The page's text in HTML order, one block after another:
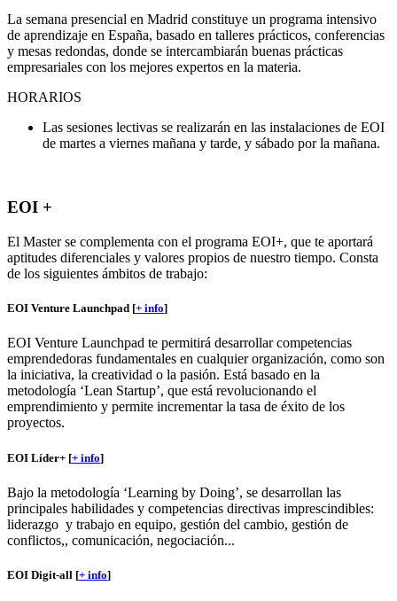
La semana presencial en Madrid constituye un programa intensivo
de aprendizaje en España, basado en talleres prácticos, conferencias
y mesas redondas, donde se intercambiarán buenas prácticas
empresariales con los mejores expertos en la materia.
HORARIOS
Las sesiones lectivas se realizarán en las instalaciones de EOI
de martes a viernes mañana y tarde, y sábado por la mañana.
EOI +
El Master se complementa con el programa EOI+, que te aportará
aptitudes diferenciales y valores propios de nuestro tiempo. Consta
de los siguientes ámbitos de trabajo:
EOI Venture Launchpad [+ info]
EOI Venture Launchpad te permitirá desarrollar competencias
emprendedoras fundamentales en cualquier organización, como son
la iniciativa, la creatividad o la pasión. Está basado en la
metodología ‘Lean Startup’, que está revolucionando el
emprendimiento y permite incrementar la tasa de éxito de los
proyectos.
EOI Líder+ [+ info]
Bajo la metodología ‘Learning by Doing’, se desarrollan las
principales habilidades y competencias directivas imprescindibles:
liderazgo y trabajo en equipo, gestión del cambio, gestión de
conflictos,, comunicación, negociación...
EOI Digit-all [+ info]